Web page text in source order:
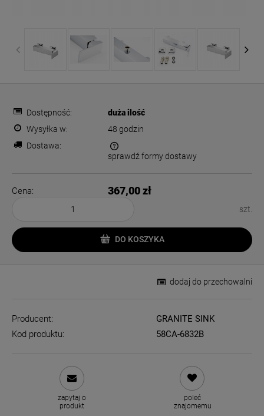
Dostępność:
duża ilość
Wysyłka w:
48 godzin
Dostawa:
Cena nie zawiera ewentualnych kosztów płatności
sprawdź formy dostawy
Cena: 367,00 zł
szt.
DO KOSZYKA
dodaj do przechowalni
Producent:
GRANITE SINK
Kod produktu:
58CA-6832B
zapytaj o
produkt
poleć
znajomemu